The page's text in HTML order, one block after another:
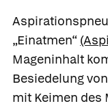
„Einatmen“
Mageninhalt
Besiedelung
mit Keimen des